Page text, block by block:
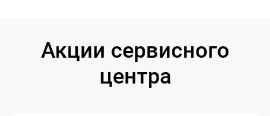
Акции сервисного
центра